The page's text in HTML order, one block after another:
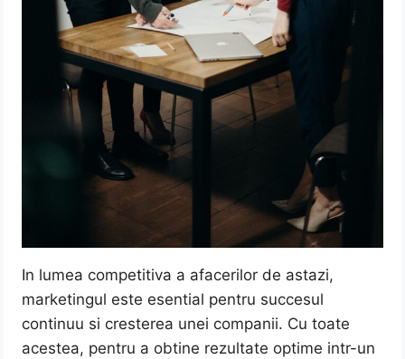
In lumea competitiva a afacerilor de astazi,
marketingul este esential pentru succesul
continuu si cresterea unei companii. Cu toate
acestea, pentru a obtine rezultate optime intr-un